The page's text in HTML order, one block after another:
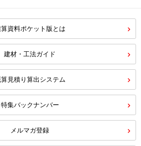
資料ポケット版とは
建材・工法ガイド
見積り算出システム
特集バックナンバー
メルマガ登録